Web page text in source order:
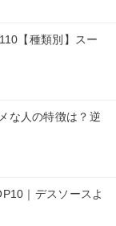
【種類別】スー
な人の特徴は？逆
｜デスソースよ